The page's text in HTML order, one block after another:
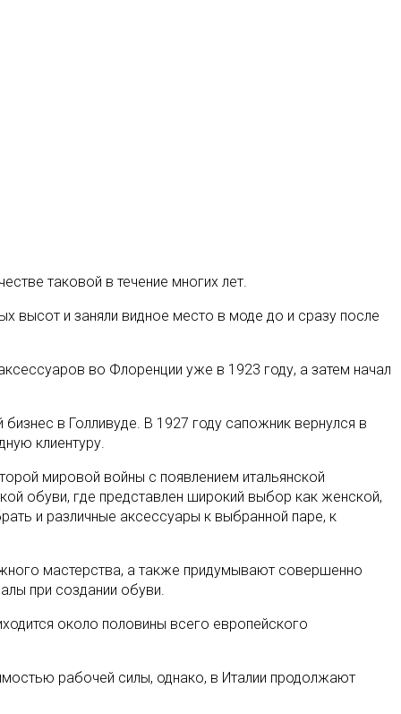
таковой в течение многих лет.
высот и заняли видное место в моде до и сразу после
во Флоренции уже в 1923 году, а затем начал
в Голливуде. В 1927 году сапожник вернулся в
клиентуру.
мировой войны с появлением итальянской
обуви, где представлен широкий выбор как женской,
и различные аксессуары к выбранной паре, к
мастерства, а также придумывают совершенно
при создании обуви.
около половины всего европейского
рабочей силы, однако, в Италии продолжают